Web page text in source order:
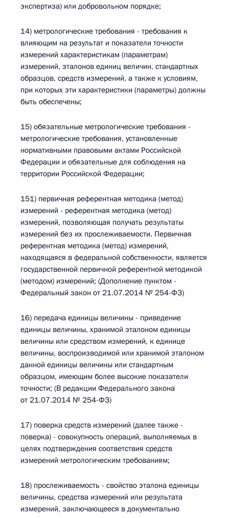
экспертиза) или добровольном порядке;
14) метрологические требования - требования к
влияющим на результат и показатели точности
измерений характеристикам (параметрам)
измерений, эталонов единиц величин, стандартных
образцов, средств измерений, а также к условиям,
при которых эти характеристики (параметры) должны
быть обеспечены;
15) обязательные метрологические требования -
метрологические требования, установленные
нормативными правовыми актами Российской
Федерации и обязательные для соблюдения на
территории Российской Федерации;
151) первичная референтная методика (метод)
измерений - референтная методика (метод)
измерений, позволяющая получать результаты
измерений без их прослеживаемости. Первичная
референтная методика (метод) измерений,
находящаяся в федеральной собственности, является
государственной первичной референтной методикой
(методом) измерений; (Дополнение пунктом -
Федеральный закон от 21.07.2014 № 254-ФЗ)
16) передача единицы величины - приведение
единицы величины, хранимой эталоном единицы
величины или средством измерений, к единице
величины, воспроизводимой или хранимой эталоном
данной единицы величины или стандартным
образцом, имеющим более высокие показатели
точности; (В редакции Федерального закона
от 21.07.2014 № 254-ФЗ)
17) поверка средств измерений (далее также -
поверка) - совокупность операций, выполняемых в
целях подтверждения соответствия средств
измерений метрологическим требованиям;
18) прослеживаемость - свойство эталона единицы
величины, средства измерений или результата
измерений, заключающееся в документально